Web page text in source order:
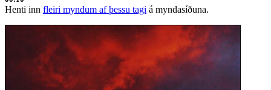
Henti inn fleiri myndum af þessu tagi á myndasíðuna.